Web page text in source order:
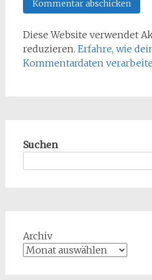
Diese Website verwendet
reduzieren. Erfahre, wie
Kommentardaten
Suchen
Archiv